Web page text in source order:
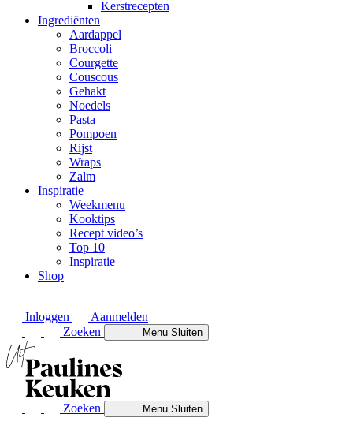
Kerstrecepten
Ingrediënten
Aardappel
Broccoli
Courgette
Couscous
Gehakt
Noedels
Pasta
Pompoen
Rijst
Wraps
Zalm
Inspiratie
Weekmenu
Kooktips
Recept video’s
Top 10
Inspiratie
Shop
Inloggen
Aanmelden
Zoeken
MenuSluiten
Zoeken MenuSluiten